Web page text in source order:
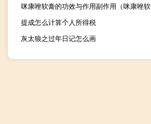
咪康唑软膏的功效与作用副作用（咪康唑软
提成怎么计算个人所得税
灰太狼之过年日记怎么画